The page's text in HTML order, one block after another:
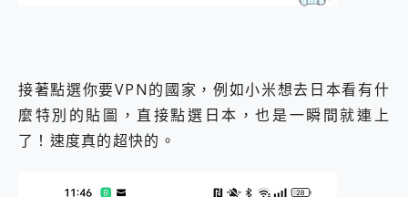
接著點選你要VPN的國家，例如小米想去日本看有什
麼特別的貼圖，直接點選日本，也是一瞬間就連上
了！速度真的超快的。